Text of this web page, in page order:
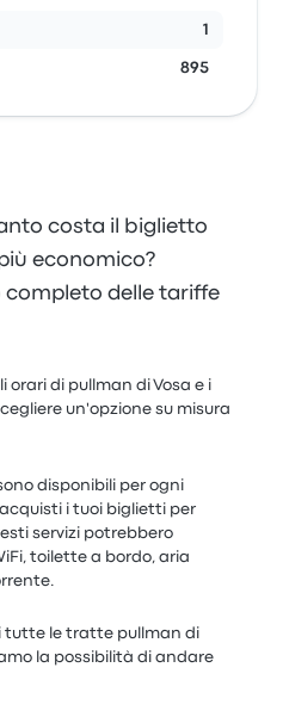
1
895
costa il biglietto
economico?
completo delle tariffe
di pullman di Vosa e i
un'opzione su misura
disponibili per ogni
i tuoi biglietti per
servizi potrebbero
toilette a bordo, aria
tutte le tratte pullman di
la possibilità di andare